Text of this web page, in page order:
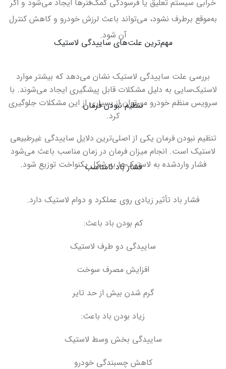
خرابی سیستم تعلیق یا فرسودگی کمک‌فنرها ایجاد می‌شود و اگر
به‌موقع برطرف نشود، می‌تواند باعث لرزش خودرو و کاهش کنترل
آن شود.
مهم‌ترین علت‌های ساییدگی لاستیک
بررسی علت ساییدگی لاستیک نشان می‌دهد که بیشتر موارد
لاستیک‌سایی به دلیل مشکلات قابل پیشگیری ایجاد می‌شوند. با
سرویس منظم خودرو می‌توان از بسیاری از این مشکلات جلوگیری
کرد.
تنظیم نبودن فرمان
تنظیم نبودن فرمان یکی از اصلی‌ترین دلایل ساییدگی غیرطبیعی
لاستیک است. انجام میزان فرمان در زمان مناسب باعث می‌شود
فشار واردشده به لاستیک‌ها به شکل یکنواخت توزیع شود. فشار باد نامناسب
فشار باد تأثیر زیادی روی عملکرد و دوام لاستیک دارد.
کم بودن باد باعث:
ساییدگی دو طرف لاستیک
افزایش مصرف سوخت
گرم شدن بیش از حد تایر
زیاد بودن باد باعث:
ساییدگی بخش وسط لاستیک
کاهش چسبندگی خودرو